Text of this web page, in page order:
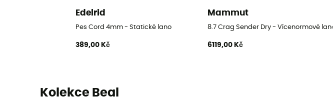
Edelrid
Pes Cord 4mm - Statické lano
389,00 Kč
Mammut
8.7 Crag Sender Dry - Vícenormové lano
6119,00 Kč
Kolekce Beal